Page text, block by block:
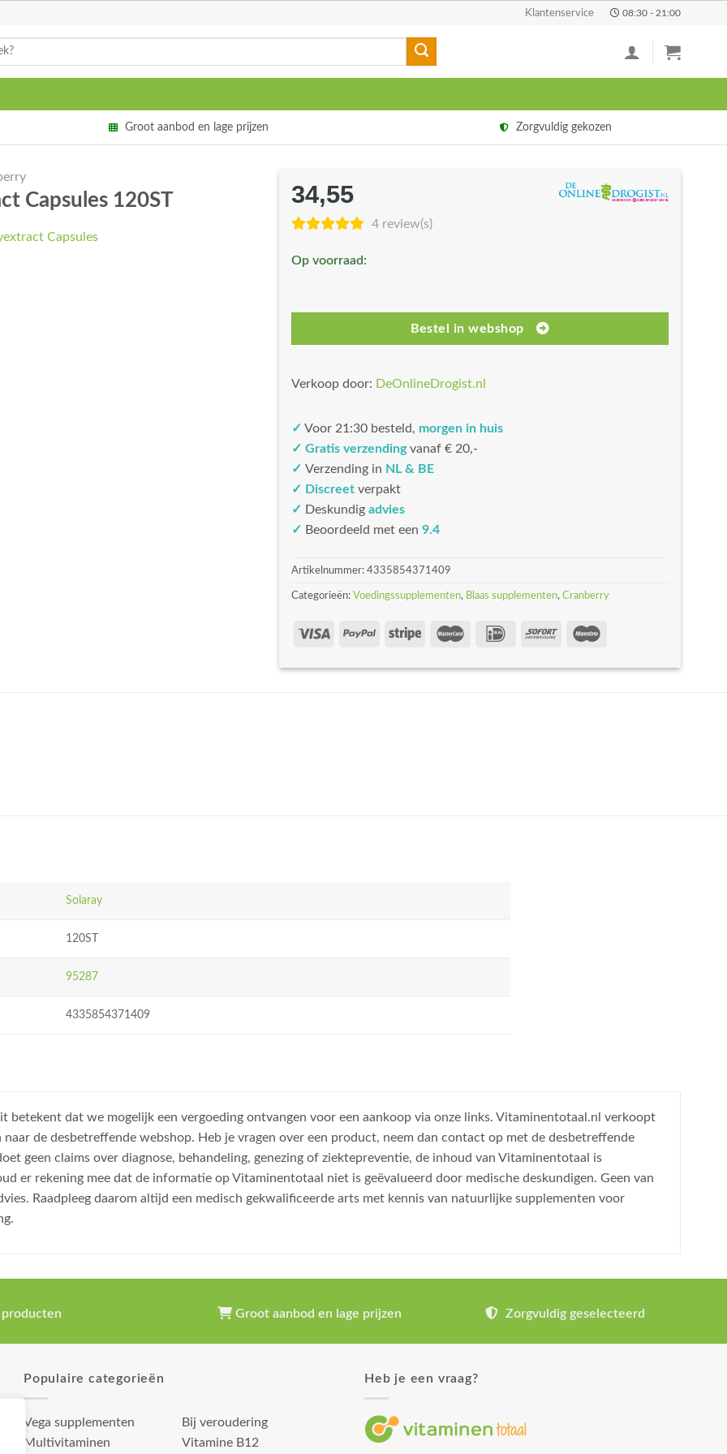
Klantenservice 08:30 - 21:00
Groot aanbod en lage prijzen Zorgvuldig gekozen
Capsules 120ST 34,55
4 review(s)
Op voorraad:
Bestel in webshop
Verkoop door: DeOnlineDrogist.nl
✓ Voor 21:30 besteld, morgen in huis
✓ Gratis verzendingvanaf € 20,-
✓ Verzending in NL & BE
✓ Discreet verpakt
✓ Deskundig advies
✓ Beoordeeld met een 9.4
Artikelnummer: 4335854371409
Categorieën: Voedingssupplementen, Blaas supplementen, Cranberry
Solaray
120ST
95287
4335854371409
dat we mogelijk een vergoeding ontvangen voor een aankoop via onze links. Vitaminentotaal.nl verkoopt
de desbetreffende webshop. Heb je vragen over een product, neem dan contact op met de desbetreffende
geen claims over diagnose, behandeling, genezing of ziektepreventie, de inhoud van Vitaminentotaal is
er rekening mee dat de informatie op Vitaminentotaal niet is geëvalueerd door medische deskundigen. Geen van
Raadpleeg daarom altijd een medisch gekwalificeerde arts met kennis van natuurlijke supplementen voor
producten Groot aanbod en lage prijzen Zorgvuldig geselecteerd
Populaire categorieën
Vega supplementen
Multivitaminen
Bij veroudering
Vitamine B12
Heb je een vraag?